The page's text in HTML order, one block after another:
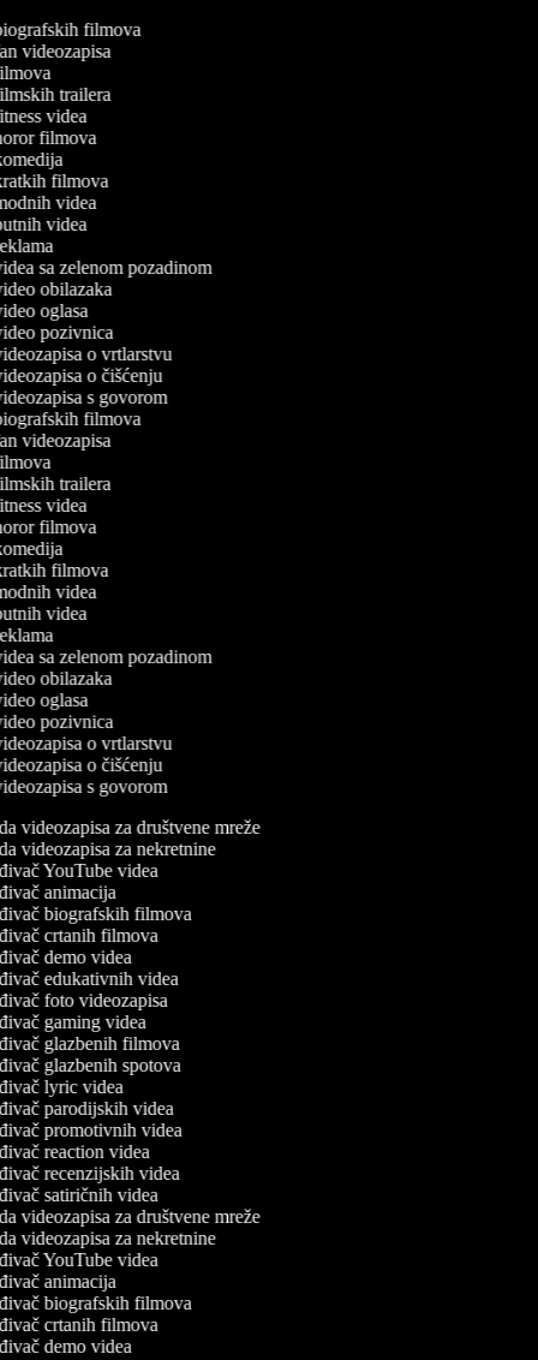
filmova
videozapisa
trailera
videa
filmova
filmova
videa
videa
sa zelenom pozadinom
obilazaka
oglasa
pozivnica
o vrtlarstvu
o čišćenju
s govorom
filmova
videozapisa
trailera
videa
filmova
filmova
videa
videa
sa zelenom pozadinom
obilazaka
oglasa
pozivnica
o vrtlarstvu
o čišćenju
s govorom
videozapisa za društvene mreže
videozapisa za nekretnine
YouTube videa
animacija
biografskih filmova
crtanih filmova
demo videa
edukativnih videa
foto videozapisa
gaming videa
glazbenih filmova
glazbenih spotova
lyric videa
parodijskih videa
promotivnih videa
reaction videa
recenzijskih videa
satiričnih videa
videozapisa za društvene mreže
videozapisa za nekretnine
YouTube videa
animacija
biografskih filmova
crtanih filmova
demo videa